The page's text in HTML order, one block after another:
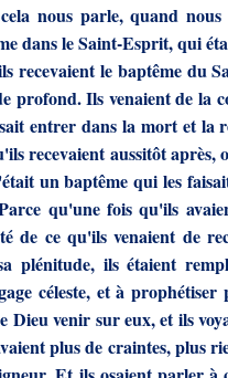
nous parle, quand nous
dans le Saint-Esprit, qui
recevaient le baptême du
profond. Ils venaient de la
entrer dans la mort et la
recevaient aussitôt après,
un baptême qui les
qu'une fois qu'ils
de ce qu'ils venaient de
plénitude, ils étaient
céleste, et à
Dieu venir sur eux, et ils
plus de craintes, plus